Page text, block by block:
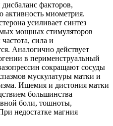
факторов,
активность миометрия.
усиливает синтез
мощных стимуляторов
сила и
Аналогично действует
в перименструальный
сокращают сосуды
мускулатуры матки и
Ишемия и дистония матки
большинства
боли, тошноты,
недостатке магния